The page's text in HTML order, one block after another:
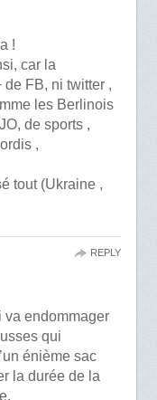
!
car la
FB, ni twitter ,
les Berlinois
de sports ,
,
tout (Ukraine ,
va endommager
qui
énième sac
la durée de la
REPLY